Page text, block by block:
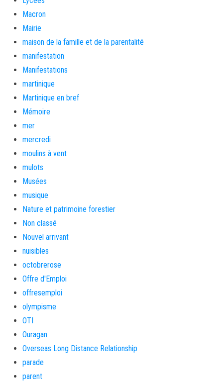
Macron
Mairie
maison de la famille et de la parentalité
manifestation
Manifestations
martinique
Martinique en bref
Mémoire
mer
mercredi
moulins à vent
mulots
Musées
musique
Nature et patrimoine forestier
Non classé
Nouvel arrivant
nuisibles
octobrerose
Offre d'Emploi
offresemploi
olympisme
OTI
Ouragan
Overseas Long Distance Relationship
parade
parent